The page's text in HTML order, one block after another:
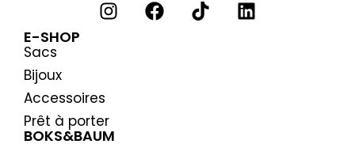
E-SHOP
Sacs
Bijoux
Accessoires
Prêt à porter
BOKS&BAUM